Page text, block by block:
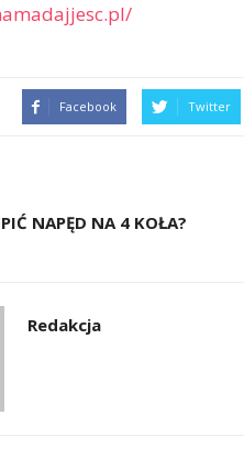
Facebook Twitter
NAPĘD NA 4 KOŁA?
Redakcja